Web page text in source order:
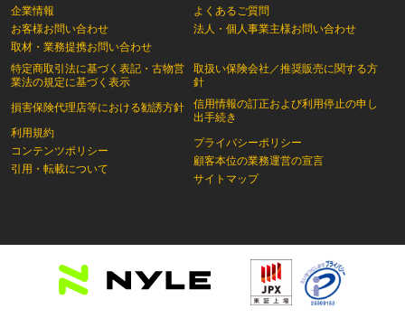
企業情報
お客様お問い合わせ
取材・業務提携お問い合わせ
特定商取引法に基づく表記・古物営
業法の規定に基づく表示
損害保険代理店等における勧誘方針
利用規約
コンテンツポリシー
引用・転載について
よくあるご質問
法人・個人事業主様お問い合わせ
取扱い保険会社／推奨販売に関する方
針
信用情報の訂正および利用停止の申し
出手続き
プライバシーポリシー
顧客本位の業務運営の宣言
サイトマップ